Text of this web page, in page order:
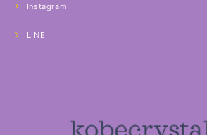
Instagram
LINE